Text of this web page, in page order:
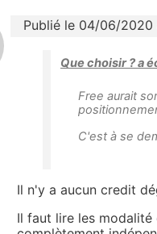
Publié le 04/06/2020
Que choisir ? a
Free aurait
C'est à se
Il n'y a aucun credit
Il faut lire les